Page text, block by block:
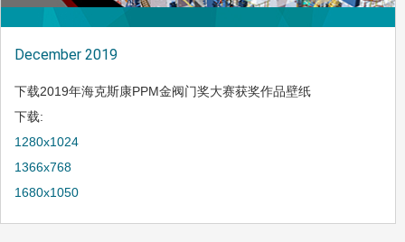
December 2019
下载2019年海克斯康PPM金阀门奖大赛获奖作品壁纸
下载:
1280x1024
1366x768
1680x1050